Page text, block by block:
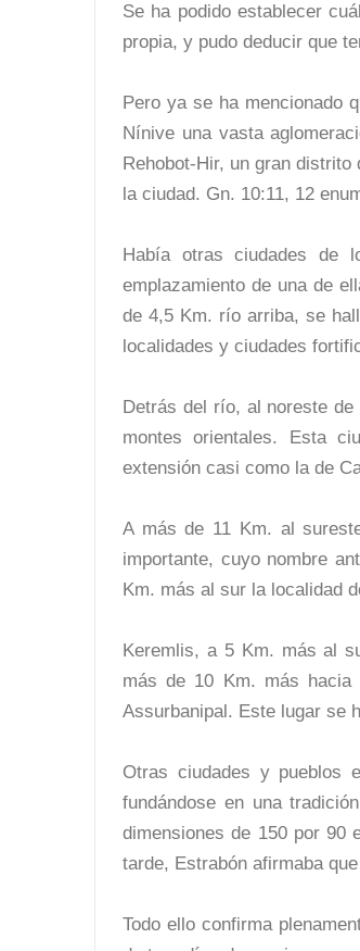
Se ha podido establecer
propia, y pudo deducir que
Pero ya se ha mencionado
Nínive una vasta
Rehobot-Hir, un gran
la ciudad. Gn. 10:11, 12
Había otras ciudades de
emplazamiento de una de
de 4,5 Km. río arriba, se
localidades y ciudades
Detrás del río, al noreste
montes orientales. Esta
extensión casi como la de
A más de 11 Km. al
importante, cuyo nombre
Km. más al sur la localidad
Keremlis, a 5 Km. más al
más de 10 Km. más hacia
Assurbanipal. Este lugar se
Otras ciudades y pueblos
fundándose en una
dimensiones de 150 por 90
tarde, Estrabón afirmaba
Todo ello confirma